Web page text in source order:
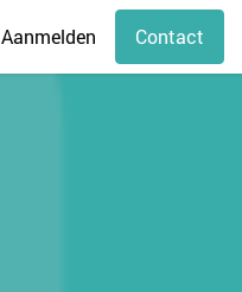
Aanmelden Contact